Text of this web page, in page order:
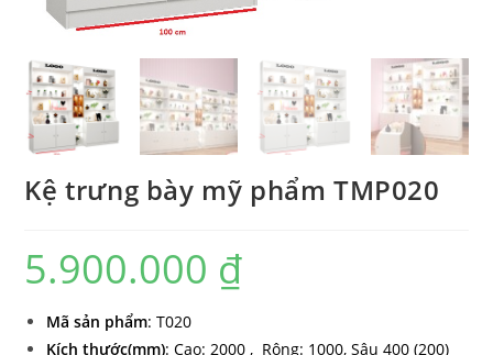
Kệ trưng bày mỹ phẩm TMP020
5.900.000 ₫
Mã sản phẩm: T020
Kích thước(mm): Cao: 2000 , Rộng: 1000, Sâu 400 (200)